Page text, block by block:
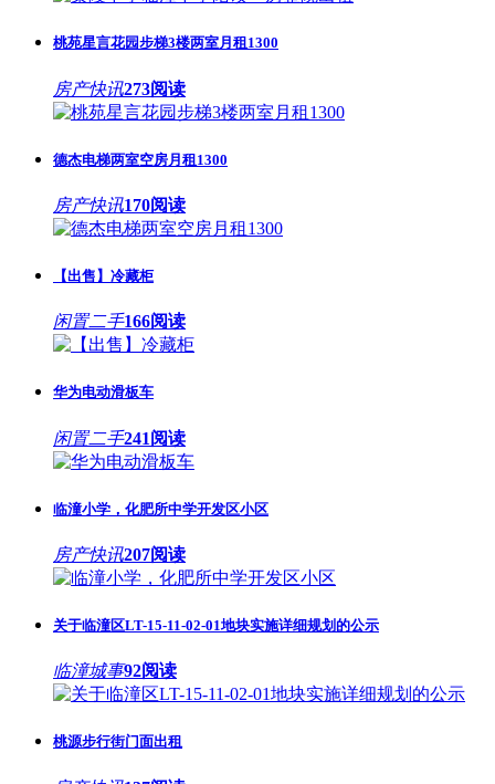
桃苑星言花园步梯3楼两室月租1300
房产快讯273阅读
德杰电梯两室空房月租1300
房产快讯170阅读
【出售】冷藏柜
闲置二手166阅读
华为电动滑板车
闲置二手241阅读
临潼小学，化肥所中学开发区小区
房产快讯207阅读
关于临潼区LT-15-11-02-01地块实施详细规划的公示
临潼城事92阅读
桃源步行街门面出租